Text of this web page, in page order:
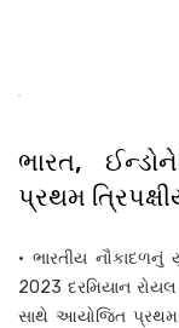
ભારત,
પ્રથમ
• ભારતીય
2023 દરમિયાન
સાથે આયોજિત પ્રથમ